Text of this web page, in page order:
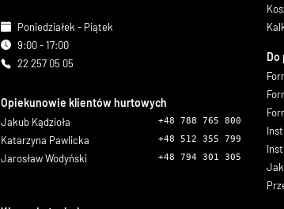
Poniedziałek - Piątek
9:00 - 17:00
22 257 05 05
Opiekunowie klientów hurtowych
Jakub Kądzioła +48 788 765 800
Katarzyna Pawlicka +48 512 355 799
Jarosław Wodyński +48 794 301 305
Do
Jak